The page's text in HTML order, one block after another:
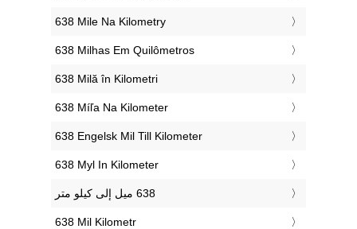
‎638 Mile Na Kilometry
‎638 Milhas Em Quilômetros
‎638 Milă în Kilometri
‎638 Míľa Na Kilometer
‎638 Engelsk Mil Till Kilometer
‎638 Myl In Kilometer
‎638 Mil Kilometr